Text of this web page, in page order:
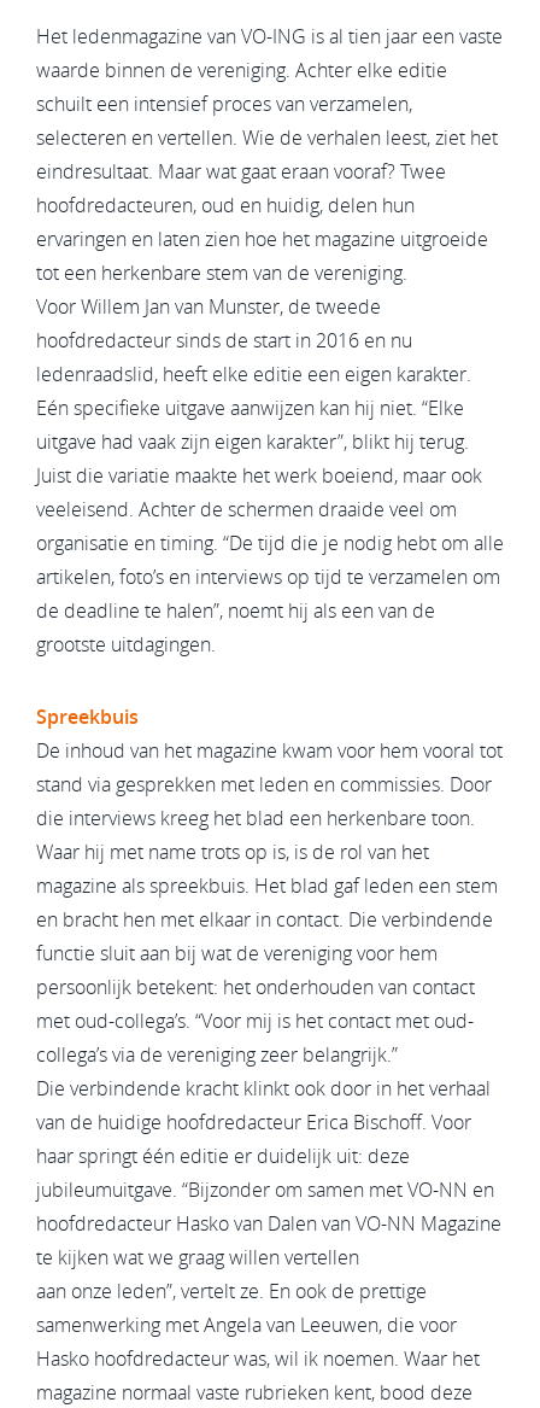
Het ledenmagazine van VO-ING is al tien jaar een vaste
waarde binnen de vereniging. Achter elke editie
schuilt een intensief proces van verzamelen,
selecteren en vertellen. Wie de verhalen leest, ziet het
eindresultaat. Maar wat gaat eraan vooraf? Twee
hoofdredacteuren, oud en huidig, delen hun
ervaringen en laten zien hoe het magazine uitgroeide
tot een herkenbare stem van de vereniging.
Voor Willem Jan van Munster, de tweede
hoofdredacteur sinds de start in 2016 en nu
ledenraadslid, heeft elke editie een eigen karakter.
Eén specifieke uitgave aanwijzen kan hij niet. “Elke
uitgave had vaak zijn eigen karakter”, blikt hij terug.
Juist die variatie maakte het werk boeiend, maar ook
veeleisend. Achter de schermen draaide veel om
organisatie en timing. “De tijd die je nodig hebt om alle
artikelen, foto’s en interviews op tijd te verzamelen om
de deadline te halen”, noemt hij als een van de
grootste uitdagingen.
Spreekbuis
De inhoud van het magazine kwam voor hem vooral tot
stand via gesprekken met leden en commissies. Door
die interviews kreeg het blad een herkenbare toon.
Waar hij met name trots op is, is de rol van het
magazine als spreekbuis. Het blad gaf leden een stem
en bracht hen met elkaar in contact. Die verbindende
functie sluit aan bij wat de vereniging voor hem
persoonlijk betekent: het onderhouden van contact
met oud-collega’s. “Voor mij is het contact met oud-
collega’s via de vereniging zeer belangrijk.”
Die verbindende kracht klinkt ook door in het verhaal
van de huidige hoofdredacteur Erica Bischoff. Voor
haar springt één editie er duidelijk uit: deze
jubileumuitgave. “Bijzonder om samen met VO-NN en
hoofdredacteur Hasko van Dalen van VO-NN Magazine
te kijken wat we graag willen vertellen
aan onze leden”, vertelt ze. En ook de prettige
samenwerking met Angela van Leeuwen, die voor
Hasko hoofdredacteur was, wil ik noemen. Waar het
magazine normaal vaste rubrieken kent, bood deze